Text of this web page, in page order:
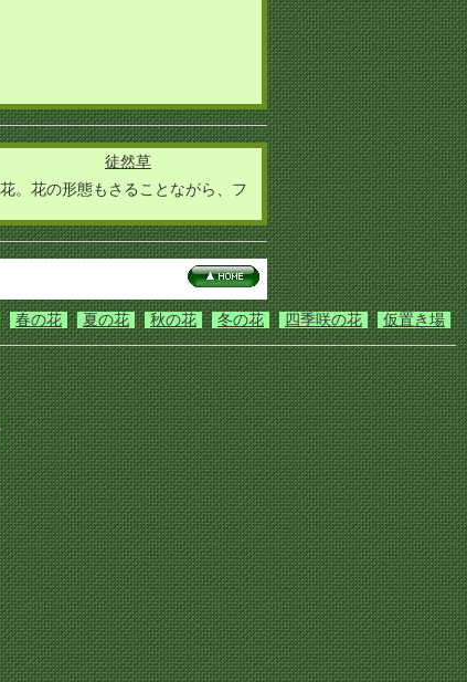
徒然草
。花の形態もさることながら、フ
仮置き場
四季咲の花
冬の花
秋の花
夏の花
春の花